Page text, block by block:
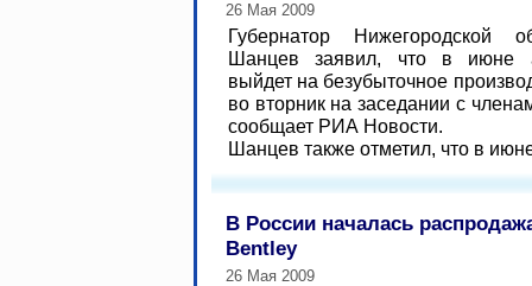
26 Мая 2009
Губернатор Нижегородской
Шанцев заявил, что в июне
выйдет на безубыточное
во вторник на заседании с
сообщает РИА Новости.
Шанцев также отметил, что в
В России началась
Bentley
26 Мая 2009